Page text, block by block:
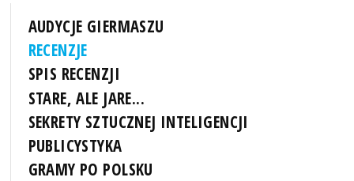
AUDYCJE GIERMASZU
RECENZJE
SPIS RECENZJI
STARE, ALE JARE...
SEKRETY SZTUCZNEJ INTELIGENCJI
PUBLICYSTYKA
GRAMY PO POLSKU